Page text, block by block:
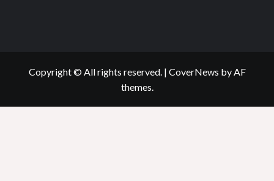
Copyright © All rights reserved. | CoverNews by AF
themes.